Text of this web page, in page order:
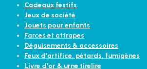
Cadeaux festifs
Jeux de société
Jouets pour enfants
Farces et attrapes
Déguisements & accessoires
Feux d'artifice, pétards, fumigènes
Livre d'or & urne tirelire